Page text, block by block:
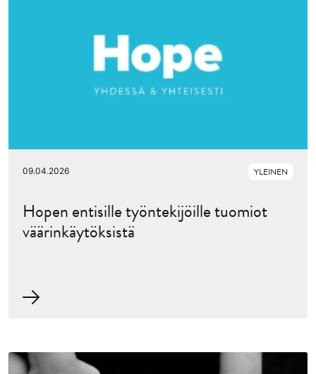
09.04.2026 YLEINEN
Hopen entisille työntekijöille tuomiot
väärinkäytöksistä